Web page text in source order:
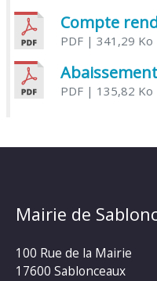
PDF| 341,29 Ko
PDF| 135,82 Ko
Mairie de
100 Rue de la Mairie
17600 Sablonceaux